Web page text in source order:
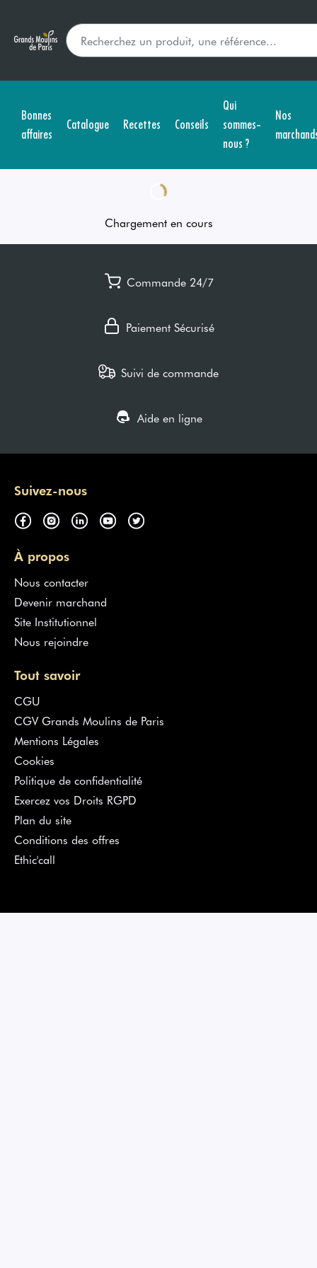
Bonnes
affaires
Catalogue Recettes Conseils
Qui
sommes-
nous ?
Nos
Chargement en cours
Commande 24/7
Paiement Sécurisé
Suivi de commande
Aide en ligne
Suivez-nous
À propos
Nous contacter
Devenir marchand
Site Institutionnel
Nous rejoindre
Tout savoir
CGU
CGV Grands Moulins de Paris
Mentions Légales
Cookies
Politique de confidentialité
Exercez vos Droits RGPD
Plan du site
Conditions des offres
Ethic'call